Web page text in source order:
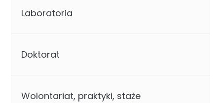
Laboratoria
Doktorat
Wolontariat, praktyki, staże